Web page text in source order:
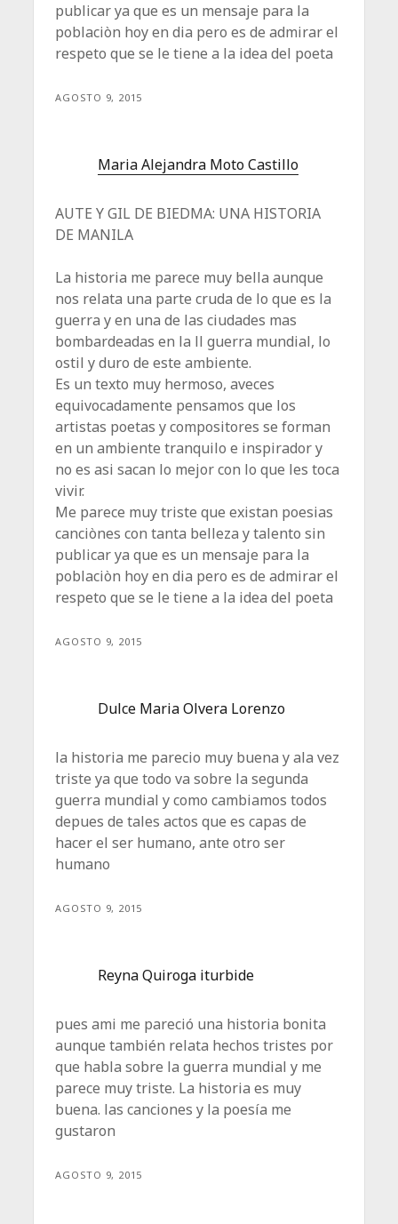
publicar ya que es un mensaje para la
poblaciòn hoy en dia pero es de admirar el
respeto que se le tiene a la idea del poeta
AGOSTO 9, 2015
Maria Alejandra Moto Castillo
AUTE Y GIL DE BIEDMA: UNA HISTORIA
DE MANILA
La historia me parece muy bella aunque
nos relata una parte cruda de lo que es la
guerra y en una de las ciudades mas
bombardeadas en la ll guerra mundial, lo
ostil y duro de este ambiente.
Es un texto muy hermoso, aveces
equivocadamente pensamos que los
artistas poetas y compositores se forman
en un ambiente tranquilo e inspirador y
no es asi sacan lo mejor con lo que les toca
vivir.
Me parece muy triste que existan poesias
canciònes con tanta belleza y talento sin
publicar ya que es un mensaje para la
poblaciòn hoy en dia pero es de admirar el
respeto que se le tiene a la idea del poeta
AGOSTO 9, 2015
Dulce Maria Olvera Lorenzo
la historia me parecio muy buena y ala vez
triste ya que todo va sobre la segunda
guerra mundial y como cambiamos todos
depues de tales actos que es capas de
hacer el ser humano, ante otro ser
humano
AGOSTO 9, 2015
Reyna Quiroga iturbide
pues ami me pareció una historia bonita
aunque también relata hechos tristes por
que habla sobre la guerra mundial y me
parece muy triste. La historia es muy
buena. las canciones y la poesía me
gustaron
AGOSTO 9, 2015